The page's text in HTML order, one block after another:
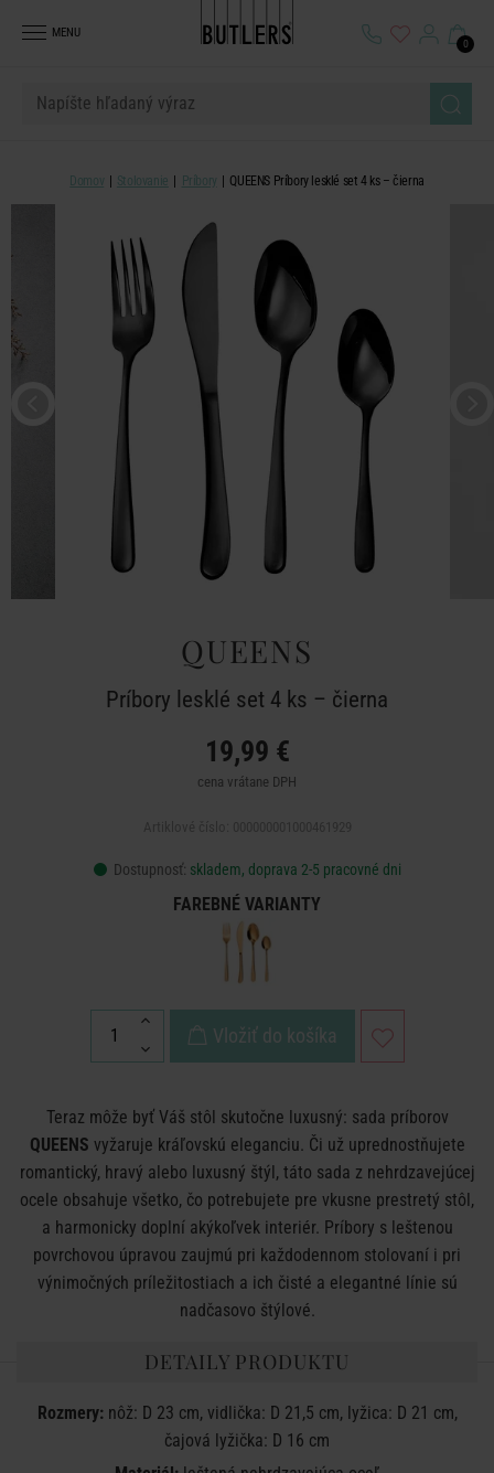
MENU
0
Domov Stolovanie Príbory QUEENS Príbory lesklé set 4 ks – čierna
QUEENS
Príbory lesklé set 4 ks – čierna
19,99 €
cena vrátane DPH
Dostupnosť: skladem, doprava 2-5 pracovné dni
FAREBNÉ VARIANTY
Vložiť do košíka
Teraz môže byť Váš stôl skutočne luxusný: sada príborov
QUEENS vyžaruje kráľovskú eleganciu. Či už uprednostňujete
romantický, hravý alebo luxusný štýl, táto sada z nehrdzavejúcej
ocele obsahuje všetko, čo potrebujete pre vkusne prestretý stôl,
a harmonicky doplní akýkoľvek interiér. Príbory s leštenou
povrchovou úpravou zaujmú pri každodennom stolovaní i pri
výnimočných príležitostiach a ich čisté a elegantné línie sú
nadčasovo štýlové.
DETAILY PRODUKTU
Rozmery:nôž: D 23 cm, vidlička: D 21,5 cm, lyžica: D 21 cm,
čajová lyžička: D 16 cm